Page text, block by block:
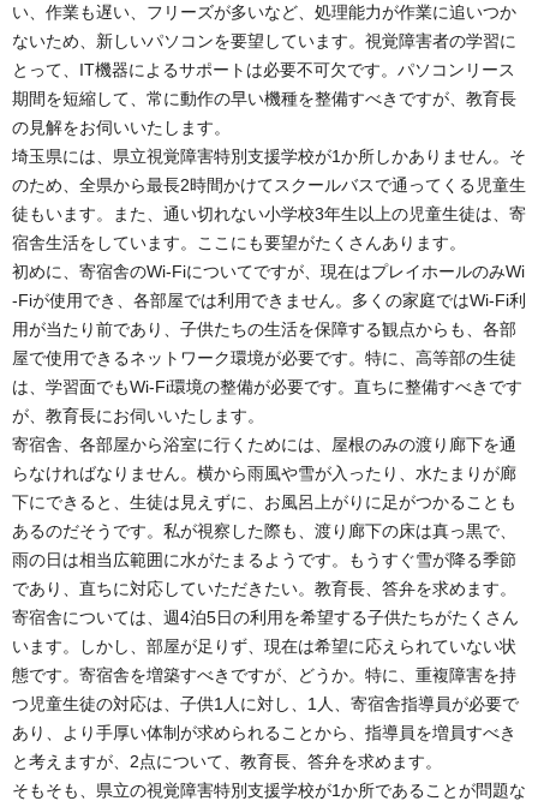
い、作業も遅い、フリーズが多いなど、処理能力が作業に追いつか
ないため、新しいパソコンを要望しています。視覚障害者の学習に
とって、IT機器によるサポートは必要不可欠です。パソコンリース
期間を短縮して、常に動作の早い機種を整備すべきですが、教育長
の見解をお伺いいたします。
埼玉県には、県立視覚障害特別支援学校が1か所しかありません。そ
のため、全県から最長2時間かけてスクールバスで通ってくる児童生
徒もいます。また、通い切れない小学校3年生以上の児童生徒は、寄
宿舎生活をしています。ここにも要望がたくさんあります。
初めに、寄宿舎のWi-Fiについてですが、現在はプレイホールのみWi
-Fiが使用でき、各部屋では利用できません。多くの家庭ではWi-Fi利
用が当たり前であり、子供たちの生活を保障する観点からも、各部
屋で使用できるネットワーク環境が必要です。特に、高等部の生徒
は、学習面でもWi-Fi環境の整備が必要です。直ちに整備すべきです
が、教育長にお伺いいたします。
寄宿舎、各部屋から浴室に行くためには、屋根のみの渡り廊下を通
らなければなりません。横から雨風や雪が入ったり、水たまりが廊
下にできると、生徒は見えずに、お風呂上がりに足がつかることも
あるのだそうです。私が視察した際も、渡り廊下の床は真っ黒で、
雨の日は相当広範囲に水がたまるようです。もうすぐ雪が降る季節
であり、直ちに対応していただきたい。教育長、答弁を求めます。
寄宿舎については、週4泊5日の利用を希望する子供たちがたくさん
います。しかし、部屋が足りず、現在は希望に応えられていない状
態です。寄宿舎を増築すべきですが、どうか。特に、重複障害を持
つ児童生徒の対応は、子供1人に対し、1人、寄宿舎指導員が必要で
あり、より手厚い体制が求められることから、指導員を増員すべき
と考えますが、2点について、教育長、答弁を求めます。
そもそも、県立の視覚障害特別支援学校が1か所であることが問題な